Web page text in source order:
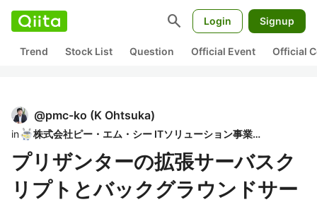
search Login Signup
Trend Stock List Question Official Event Official
@pmc-ko (K Ohtsuka)
in 株式会社ピー・エム・シー ITソリューション事業部
プリザンターの拡張サーバスク
リプトとバックグラウンドサー